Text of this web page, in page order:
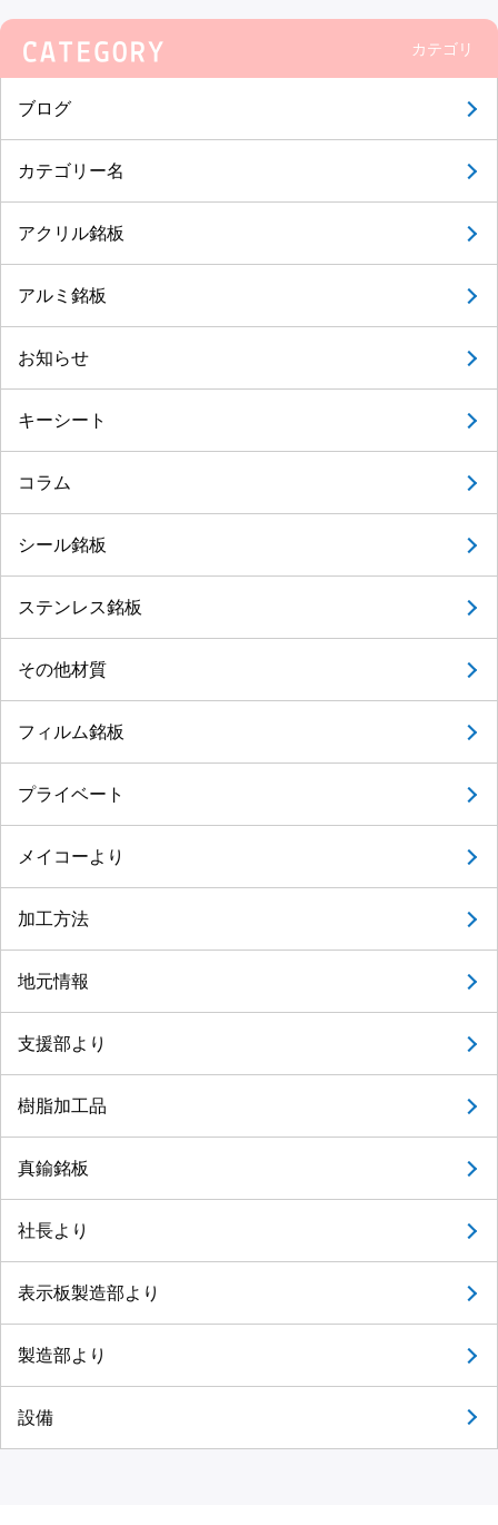
カテゴリ
ブログ
カテゴリー名
アクリル銘板
アルミ銘板
お知らせ
キーシート
コラム
シール銘板
ステンレス銘板
その他材質
フィルム銘板
プライベート
メイコーより
加工方法
地元情報
支援部より
樹脂加工品
真鍮銘板
社長より
表示板製造部より
製造部より
設備